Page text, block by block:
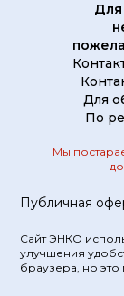
Публичная
Сайт ЭНКО
улучшения
браузера, но это
Для
Для
По
Мы